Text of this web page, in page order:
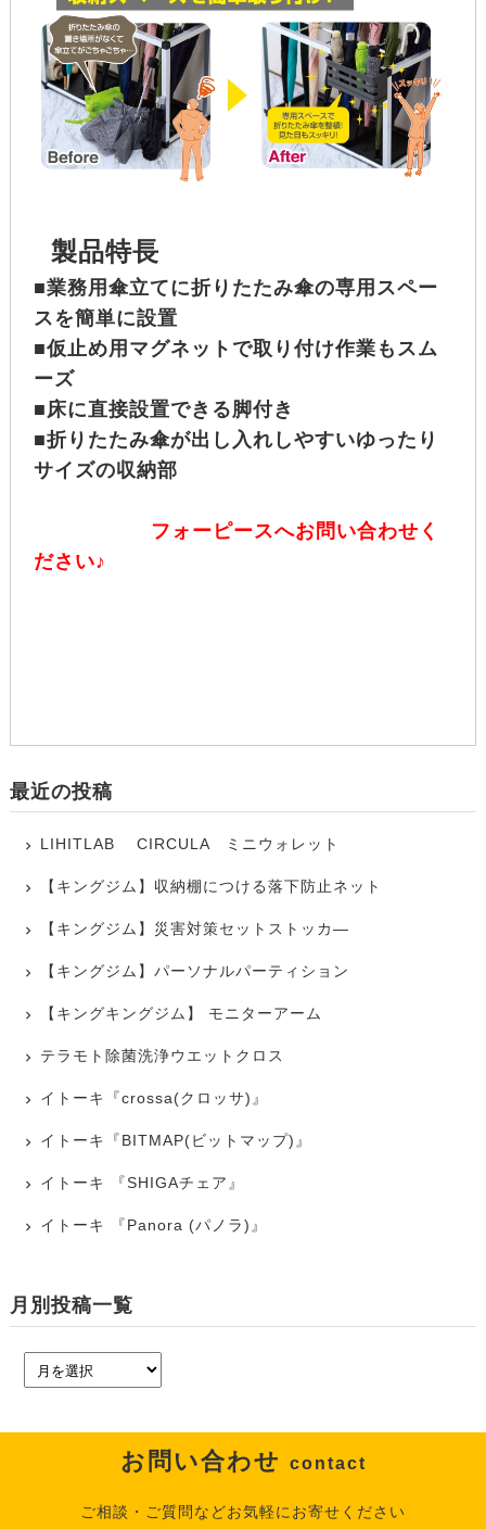
製品特長
■業務用傘立てに折りたたみ傘の専用スペー
スを簡単に設置
■仮止め用マグネットで取り付け作業もスム
ーズ
■床に直接設置できる脚付き
■折りたたみ傘が出し入れしやすいゆったり
サイズの収納部
フォーピースへお問い合わせく
ださい♪
最近の投稿
LIHITLAB CIRCULA ミニウォレット
【キングジム】収納棚につける落下防止ネット
【キングジム】災害対策セットストッカ―
【キングジム】パーソナルパーティション
【キングキングジム】 モニターアーム
テラモト除菌洗浄ウエットクロス
イトーキ『crossa(クロッサ)』
イトーキ『BITMAP(ビットマップ)』
イトーキ 『SHIGAチェア』
イトーキ 『Panora (パノラ)』
月別投稿一覧
お問い合わせ contact
ご相談・ご質問などお気軽にお寄せください